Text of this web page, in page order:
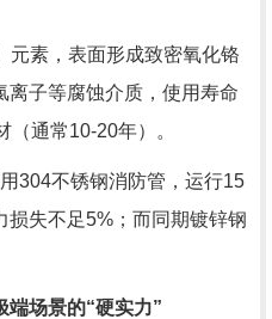
元素，表面形成致密氧化铬
离子等腐蚀介质，使用寿命
通常10-20年）。
304不锈钢消防管，运行15
损失不足5%；而同期镀锌钢
端场景的“硬实力”